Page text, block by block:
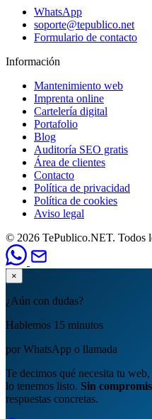
WhatsApp
soporte@tepublico.net
Formulario de contacto
Información
Mantenimiento web
Imprenta online
Cartelería digital
Portafolio
Blog
Auditoría SEO gratis
Área de clientes
Contacto
Política de privacidad
Política de cookies
Aviso legal
© 2026 TePublico.NET. Todos
×
¿Aún con dudas?
Hablemos 15 minutos
por WhatsApp o llamada
Te decimos qué necesita tu
lo tenemos listo. Sin
respuestas concretas.